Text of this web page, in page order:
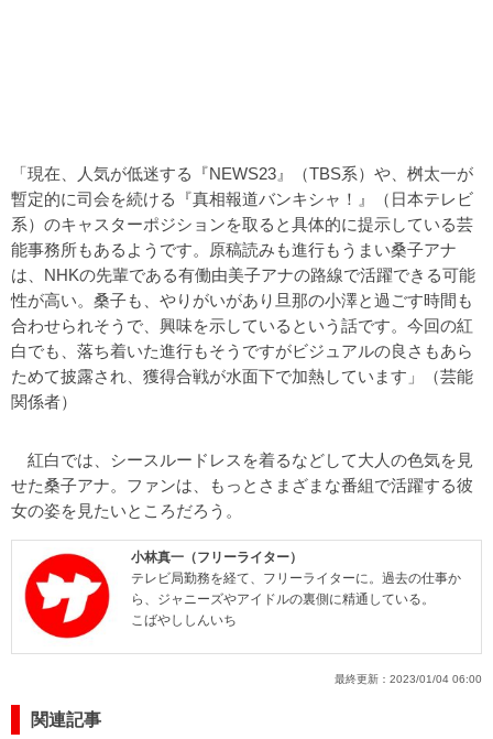
「現在、人気が低迷する『NEWS23』（TBS系）や、桝太一が
暫定的に司会を続ける『真相報道バンキシャ！』（日本テレビ
系）のキャスターポジションを取ると具体的に提示している芸
能事務所もあるようです。原稿読みも進行もうまい桑子アナ
は、NHKの先輩である有働由美子アナの路線で活躍できる可能
性が高い。桑子も、やりがいがあり旦那の小澤と過ごす時間も
合わせられそうで、興味を示しているという話です。今回の紅
白でも、落ち着いた進行もそうですがビジュアルの良さもあら
ためて披露され、獲得合戦が水面下で加熱しています」（芸能
関係者）
紅白では、シースルードレスを着るなどして大人の色気を見
せた桑子アナ。ファンは、もっとさまざまな番組で活躍する彼
女の姿を見たいところだろう。
小林真一（フリーライター）
テレビ局勤務を経て、フリーライターに。過去の仕事か
ら、ジャニーズやアイドルの裏側に精通している。
こばやししんいち
最終更新： 2023/01/04 06:00
関連記事